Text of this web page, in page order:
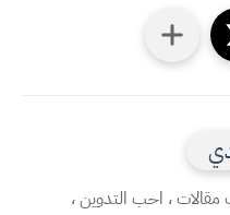
، احب التدوين ،